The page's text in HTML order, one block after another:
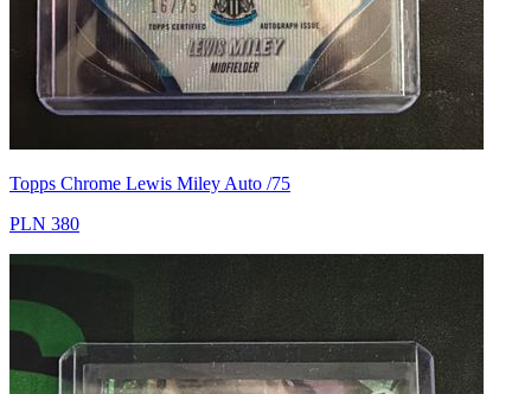
Topps Chrome Lewis Miley Auto /75
PLN 380